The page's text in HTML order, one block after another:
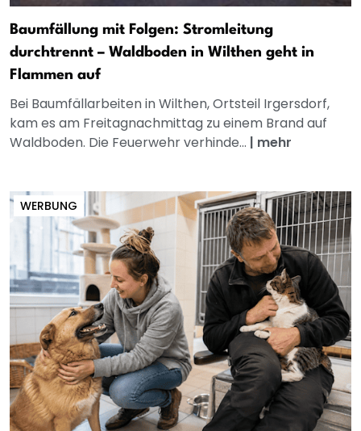
Baumfällung mit Folgen: Stromleitung
durchtrennt – Waldboden in Wilthen geht in
Flammen auf
Bei Baumfällarbeiten in Wilthen, Ortsteil Irgersdorf,
kam es am Freitagnachmittag zu einem Brand auf
Waldboden. Die Feuerwehr verhinde... | mehr
WERBUNG